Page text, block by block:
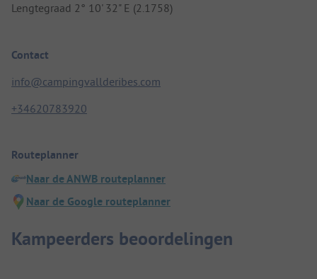
Lengtegraad 2° 10' 32" E (2.1758)
Contact
info@campingvallderibes.com
+34620783920
Routeplanner
Naar de ANWB routeplanner
Naar de Google routeplanner
Kampeerders beoordelingen